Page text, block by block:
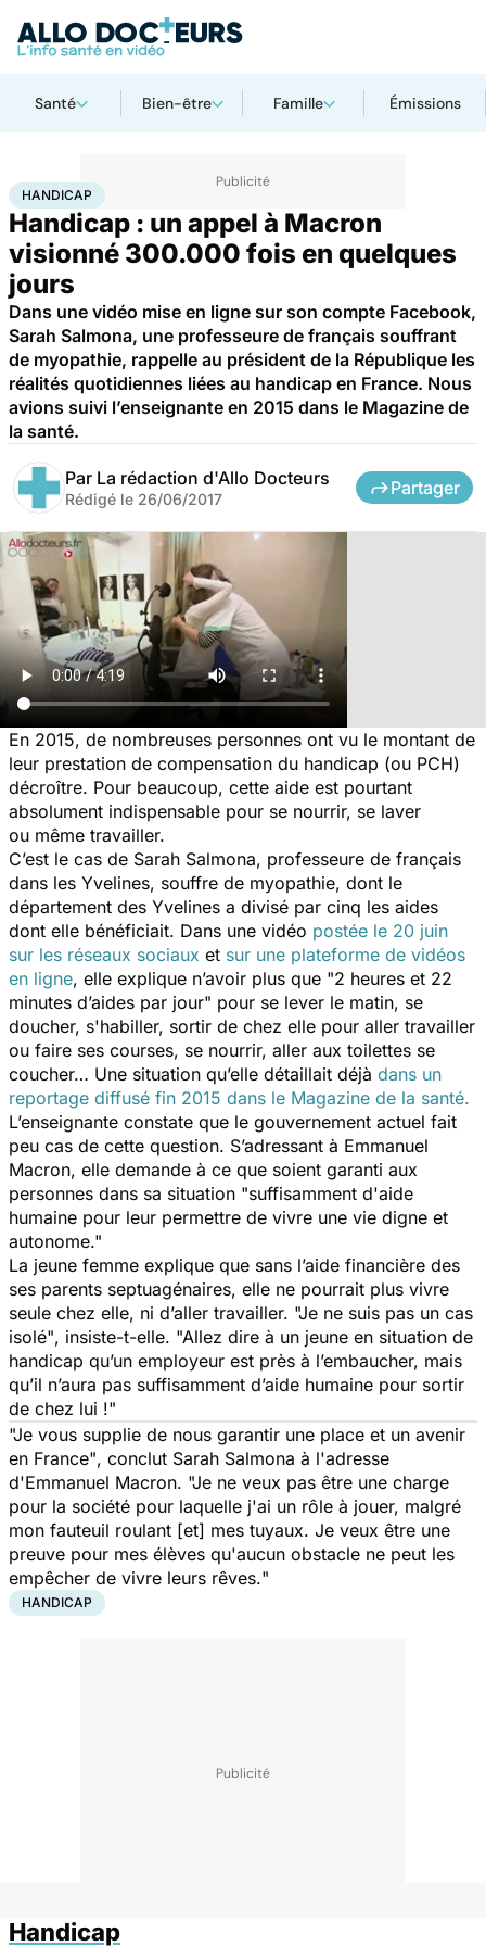
Santé Bien-être Famille Émissions
AccueilSanté Maladies
HANDICAP
Handicap : un appel à Macron
visionné 300.000 fois en quelques
jours
Dans une vidéo mise en ligne sur son compte Facebook,
Sarah Salmona, une professeure de français souffrant
de myopathie, rappelle au président de la République les
réalités quotidiennes liées au handicap en France. Nous
avions suivi l’enseignante en 2015 dans le Magazine de
la santé.
Par La rédaction d'Allo Docteurs
Rédigé le 26/06/2017
Partager
En 2015, de nombreuses personnes ont vu le montant de
leur prestation de compensation du handicap (ou PCH)
décroître. Pour beaucoup, cette aide est pourtant
absolument indispensable pour se nourrir, se laver
ou même travailler.
C’est le cas de Sarah Salmona, professeure de français
dans les Yvelines, souffre de myopathie, dont le
département des Yvelines a divisé par cinq les aides
dont elle bénéficiait. Dans une vidéo postée le 20 juin
sur les réseaux sociaux et sur une plateforme de vidéos
en ligne, elle explique n’avoir plus que "2 heures et 22
minutes d’aides par jour" pour se lever le matin, se
doucher, s'habiller, sortir de chez elle pour aller travailler
ou faire ses courses, se nourrir, aller aux toilettes se
coucher… Une situation qu’elle détaillait déjà dans un
reportage diffusé fin 2015 dans le Magazine de la santé.
L’enseignante constate que le gouvernement actuel fait
peu cas de cette question. S’adressant à Emmanuel
Macron, elle demande à ce que soient garanti aux
personnes dans sa situation "suffisamment d'aide
humaine pour leur permettre de vivre une vie digne et
autonome."
La jeune femme explique que sans l’aide financière des
ses parents septuagénaires, elle ne pourrait plus vivre
seule chez elle, ni d’aller travailler. "Je ne suis pas un cas
isolé", insiste-t-elle. "Allez dire à un jeune en situation de
handicap qu’un employeur est près à l’embaucher, mais
qu’il n’aura pas suffisamment d’aide humaine pour sortir
de chez lui !"
"Je vous supplie de nous garantir une place et un avenir
en France", conclut Sarah Salmona à l'adresse
d'Emmanuel Macron. "Je ne veux pas être une charge
pour la société pour laquelle j'ai un rôle à jouer, malgré
mon fauteuil roulant [et] mes tuyaux. Je veux être une
preuve pour mes élèves qu'aucun obstacle ne peut les
empêcher de vivre leurs rêves."
HANDICAP
Handicap